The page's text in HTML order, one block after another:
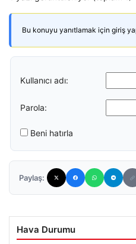
Bu konuyu yanıtlamak için giriş
Kullanıcı adı:
Parola:
Beni hatırla
Paylaş:
Hava Durumu